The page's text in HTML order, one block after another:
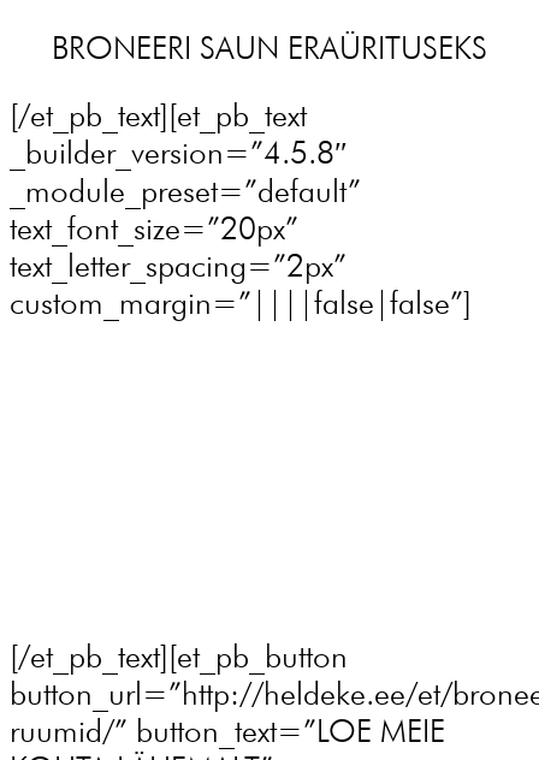
BRONEERI SAUN ERAÜRITUSEKS
[/et_pb_text][et_pb_text
_builder_version=”4.5.8″
_module_preset=”default”
text_font_size=”20px”
text_letter_spacing=”2px”
custom_margin=”||||false|false”]
[/et_pb_text][et_pb_button
button_url=”http://heldeke.ee/et/
ruumid/” button_text=”LOE MEIE